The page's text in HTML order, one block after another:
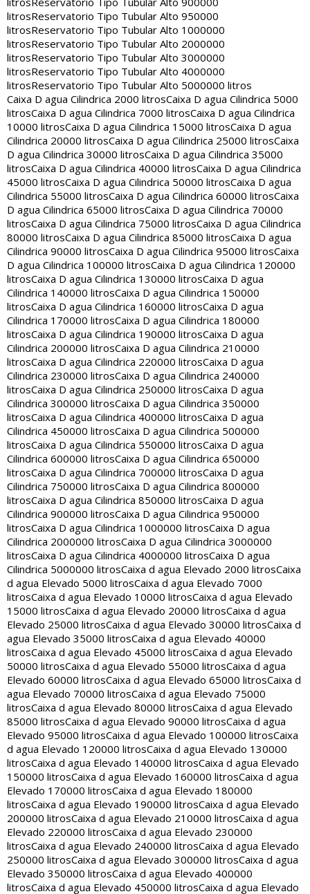
litrosReservatorio Tipo Tubular Alto 950000
litrosReservatorio Tipo Tubular Alto 1000000
litrosReservatorio Tipo Tubular Alto 2000000
litrosReservatorio Tipo Tubular Alto 3000000
litrosReservatorio Tipo Tubular Alto 4000000
litrosReservatorio Tipo Tubular Alto 5000000 litros
Caixa D agua Cilindrica 2000 litrosCaixa D agua Cilindrica 5000
litrosCaixa D agua Cilindrica 7000 litrosCaixa D agua Cilindrica
10000 litrosCaixa D agua Cilindrica 15000 litrosCaixa D agua
Cilindrica 20000 litrosCaixa D agua Cilindrica 25000 litrosCaixa
D agua Cilindrica 30000 litrosCaixa D agua Cilindrica 35000
litrosCaixa D agua Cilindrica 40000 litrosCaixa D agua Cilindrica
45000 litrosCaixa D agua Cilindrica 50000 litrosCaixa D agua
Cilindrica 55000 litrosCaixa D agua Cilindrica 60000 litrosCaixa
D agua Cilindrica 65000 litrosCaixa D agua Cilindrica 70000
litrosCaixa D agua Cilindrica 75000 litrosCaixa D agua Cilindrica
80000 litrosCaixa D agua Cilindrica 85000 litrosCaixa D agua
Cilindrica 90000 litrosCaixa D agua Cilindrica 95000 litrosCaixa
D agua Cilindrica 100000 litrosCaixa D agua Cilindrica 120000
litrosCaixa D agua Cilindrica 130000 litrosCaixa D agua
Cilindrica 140000 litrosCaixa D agua Cilindrica 150000
litrosCaixa D agua Cilindrica 160000 litrosCaixa D agua
Cilindrica 170000 litrosCaixa D agua Cilindrica 180000
litrosCaixa D agua Cilindrica 190000 litrosCaixa D agua
Cilindrica 200000 litrosCaixa D agua Cilindrica 210000
litrosCaixa D agua Cilindrica 220000 litrosCaixa D agua
Cilindrica 230000 litrosCaixa D agua Cilindrica 240000
litrosCaixa D agua Cilindrica 250000 litrosCaixa D agua
Cilindrica 300000 litrosCaixa D agua Cilindrica 350000
litrosCaixa D agua Cilindrica 400000 litrosCaixa D agua
Cilindrica 450000 litrosCaixa D agua Cilindrica 500000
litrosCaixa D agua Cilindrica 550000 litrosCaixa D agua
Cilindrica 600000 litrosCaixa D agua Cilindrica 650000
litrosCaixa D agua Cilindrica 700000 litrosCaixa D agua
Cilindrica 750000 litrosCaixa D agua Cilindrica 800000
litrosCaixa D agua Cilindrica 850000 litrosCaixa D agua
Cilindrica 900000 litrosCaixa D agua Cilindrica 950000
litrosCaixa D agua Cilindrica 1000000 litrosCaixa D agua
Cilindrica 2000000 litrosCaixa D agua Cilindrica 3000000
litrosCaixa D agua Cilindrica 4000000 litrosCaixa D agua
Cilindrica 5000000 litrosCaixa d agua Elevado 2000 litrosCaixa
d agua Elevado 5000 litrosCaixa d agua Elevado 7000
litrosCaixa d agua Elevado 10000 litrosCaixa d agua Elevado
15000 litrosCaixa d agua Elevado 20000 litrosCaixa d agua
Elevado 25000 litrosCaixa d agua Elevado 30000 litrosCaixa d
agua Elevado 35000 litrosCaixa d agua Elevado 40000
litrosCaixa d agua Elevado 45000 litrosCaixa d agua Elevado
50000 litrosCaixa d agua Elevado 55000 litrosCaixa d agua
Elevado 60000 litrosCaixa d agua Elevado 65000 litrosCaixa d
agua Elevado 70000 litrosCaixa d agua Elevado 75000
litrosCaixa d agua Elevado 80000 litrosCaixa d agua Elevado
85000 litrosCaixa d agua Elevado 90000 litrosCaixa d agua
Elevado 95000 litrosCaixa d agua Elevado 100000 litrosCaixa
d agua Elevado 120000 litrosCaixa d agua Elevado 130000
litrosCaixa d agua Elevado 140000 litrosCaixa d agua Elevado
150000 litrosCaixa d agua Elevado 160000 litrosCaixa d agua
Elevado 170000 litrosCaixa d agua Elevado 180000
litrosCaixa d agua Elevado 190000 litrosCaixa d agua Elevado
200000 litrosCaixa d agua Elevado 210000 litrosCaixa d agua
Elevado 220000 litrosCaixa d agua Elevado 230000
litrosCaixa d agua Elevado 240000 litrosCaixa d agua Elevado
250000 litrosCaixa d agua Elevado 300000 litrosCaixa d agua
Elevado 350000 litrosCaixa d agua Elevado 400000
litrosCaixa d agua Elevado 450000 litrosCaixa d agua Elevado